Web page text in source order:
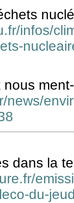
infos/
nous
news/
dans la
du-